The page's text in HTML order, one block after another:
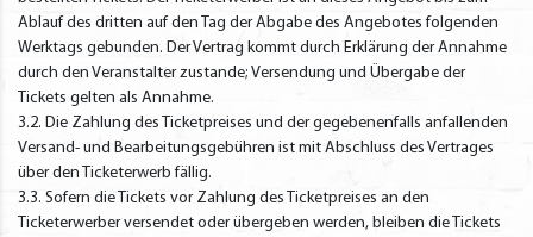
Ablauf des dritten auf den Tag der Abgabe des Angebotes folgenden
Werktags gebunden. Der Vertrag kommt durch Erklärung der Annahme
durch den Veranstalter zustande; Versendung und Übergabe der
Tickets gelten als Annahme.
3.2. Die Zahlung des Ticketpreises und der gegebenenfalls anfallenden
Versand- und Bearbeitungsgebühren ist mit Abschluss des Vertrages
über den Ticketerwerb fällig.
3.3. Sofern die Tickets vor Zahlung des Ticketpreises an den
Ticketerwerber versendet oder übergeben werden, bleiben die Tickets